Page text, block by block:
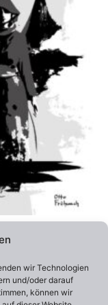
wir Technologien
und/oder darauf
können wir
Home“
Varianten
auf.
Die
Optionen
können
auf
der
Produktseite
gewählt
werden